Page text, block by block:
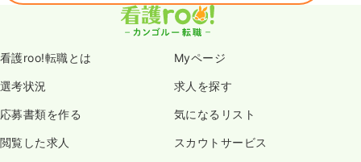
看護roo!転職とは Myページ
選考状況 求人を探す
応募書類を作る 気になるリスト
閲覧した求人 スカウトサービス